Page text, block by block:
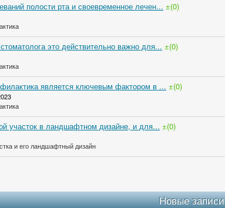
полости рта и своевременное лечен... ±(0)
это действительно важно для... ±(0)
является ключевым фактором в ... ±(0)
участок в ландшафтном дизайне, и для... ±(0)
и его ландшафтный дизайн
Новые записи